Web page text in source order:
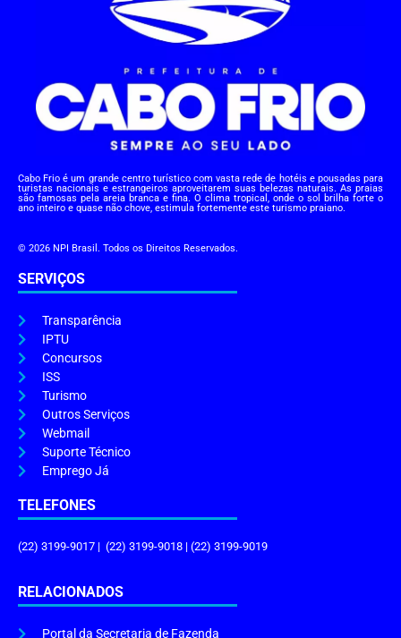
Cabo Frio é um grande centro turístico com vasta rede de hotéis e pousadas para
turistas nacionais e estrangeiros aproveitarem suas belezas naturais. As praias
são famosas pela areia branca e fina. O clima tropical, onde o sol brilha forte o
ano inteiro e quase não chove, estimula fortemente este turismo praiano.
© 2026 NPI Brasil. Todos os Direitos Reservados.
SERVIÇOS
Transparência
IPTU
Concursos
ISS
Turismo
Outros Serviços
Webmail
Suporte Técnico
Emprego Já
TELEFONES
(22) 3199-9017 | (22) 3199-9018 | (22) 3199-9019
RELACIONADOS
Portal da Secretaria de Fazenda